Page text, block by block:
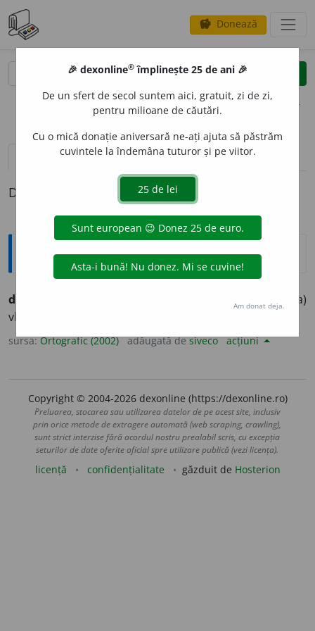
savings Donează
clear
opțiuni
definiții (1) pronunțievolume_up (9)
Definiția cu ID-ul 239588:
Ortografice DOOM
desen
(a executa un desen, a se profila, a (se) contura)
vb. ind. prez. 1 sg.
sursa:Ortografic (2002) adăugată desiveco acțiuni
Copyright © 2004-2026 dexonline (https://dexonline.ro)
Preluarea, stocarea sau utilizarea datelor de pe acest site, inclusiv
prin orice metode de extragere automată (web scraping, crawling),
sunt strict interzise fără acordul nostru prealabil scris, cu excepția
seturilor de date oferite oficial spre utilizare publică (vezi licența).
licență confidențialitate găzduit de Hosterion
🎉 dexonline® împlinește 25 de ani 🎉
De un sfert de secol suntem aici, gratuit, zi de zi,
pentru milioane de căutări.
Cu o mică donație aniversară ne-ați ajuta să păstrăm
cuvintele la îndemâna tuturor și pe viitor.
Am donat deja.